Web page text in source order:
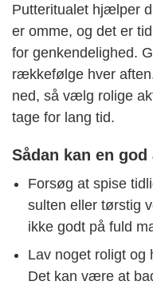
Putteritualet hjælper
er omme, og det er
for genkendelighed.
rækkefølge hver
ned, så vælg rolige
tage for lang tid.
Sådan kan en god
Forsøg at spise
sulten eller tørstig
ikke godt på fuld
Lav noget roligt og
Det kan være at